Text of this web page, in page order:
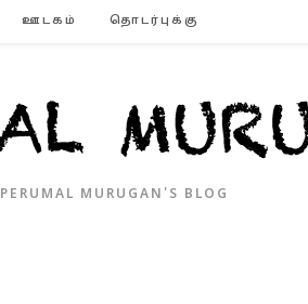
ஊடகம் தொடர்புக்கு
PERUMAL MURUGAN'S BLOG